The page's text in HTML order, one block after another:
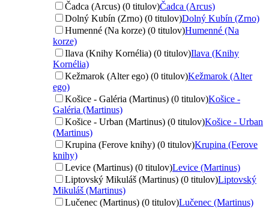
Čadca (Arcus) (0 titulov)Čadca (Arcus)
Dolný Kubín (Zrno) (0 titulov)Dolný Kubín (Zrno)
Humenné (Na korze) (0 titulov)Humenné (Na
korze)
Ilava (Knihy Kornélia) (0 titulov)Ilava (Knihy
Kornélia)
Kežmarok (Alter ego) (0 titulov)Kežmarok (Alter
ego)
Košice - Galéria (Martinus) (0 titulov)Košice -
Galéria (Martinus)
Košice - Urban (Martinus) (0 titulov)Košice - Urban
(Martinus)
Krupina (Ferove knihy) (0 titulov)Krupina (Ferove
knihy)
Levice (Martinus) (0 titulov)Levice (Martinus)
Liptovský Mikuláš (Martinus) (0 titulov)Liptovský
Mikuláš (Martinus)
Lučenec (Martinus) (0 titulov)Lučenec (Martinus)